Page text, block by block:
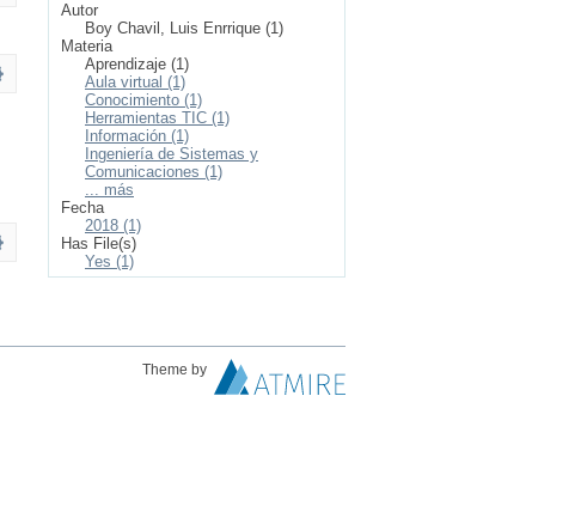
Autor
Boy Chavil, Luis Enrrique (1)
Materia
Aprendizaje (1)
Aula virtual (1)
Conocimiento (1)
Herramientas TIC (1)
Información (1)
Ingeniería de Sistemas y
Comunicaciones (1)
... más
Fecha
2018 (1)
Has File(s)
Yes (1)
Theme by